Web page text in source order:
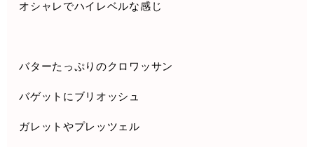
オシャレでハイレベルな感じ
バターたっぷりのクロワッサン
バゲットにブリオッシュ
ガレットやプレッツェル